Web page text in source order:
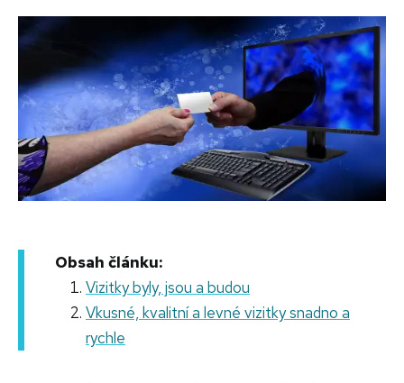
Obsah článku:
Vizitky byly, jsou a budou
Vkusné, kvalitní a levné vizitky snadno a
rychle